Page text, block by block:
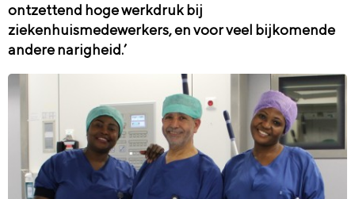
ontzettend hoge werkdruk bij
ziekenhuismedewerkers, en voor veel bijkomende
andere narigheid.’